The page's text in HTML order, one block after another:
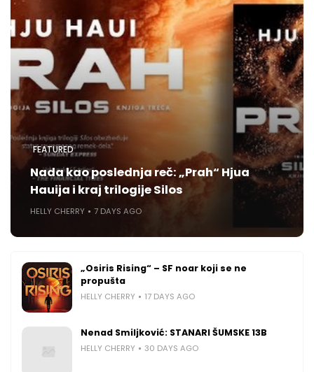
FEATURED
Nada kao poslednja reč: „Prah“ Hjua
Hauija i kraj trilogije Silos
HELLY CHERRY 7 DAYS AGO
„Osiris Rising“ – SF noar koji se ne
propušta
HELLY CHERRY 17 DAYS AGO
Nenad Smiljković: STANARI ŠUMSKE 13B
HELLY CHERRY 30 DAYS AGO